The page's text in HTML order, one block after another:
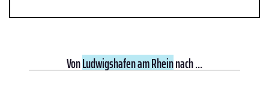
VonLudwigshafen am Rheinnach ...